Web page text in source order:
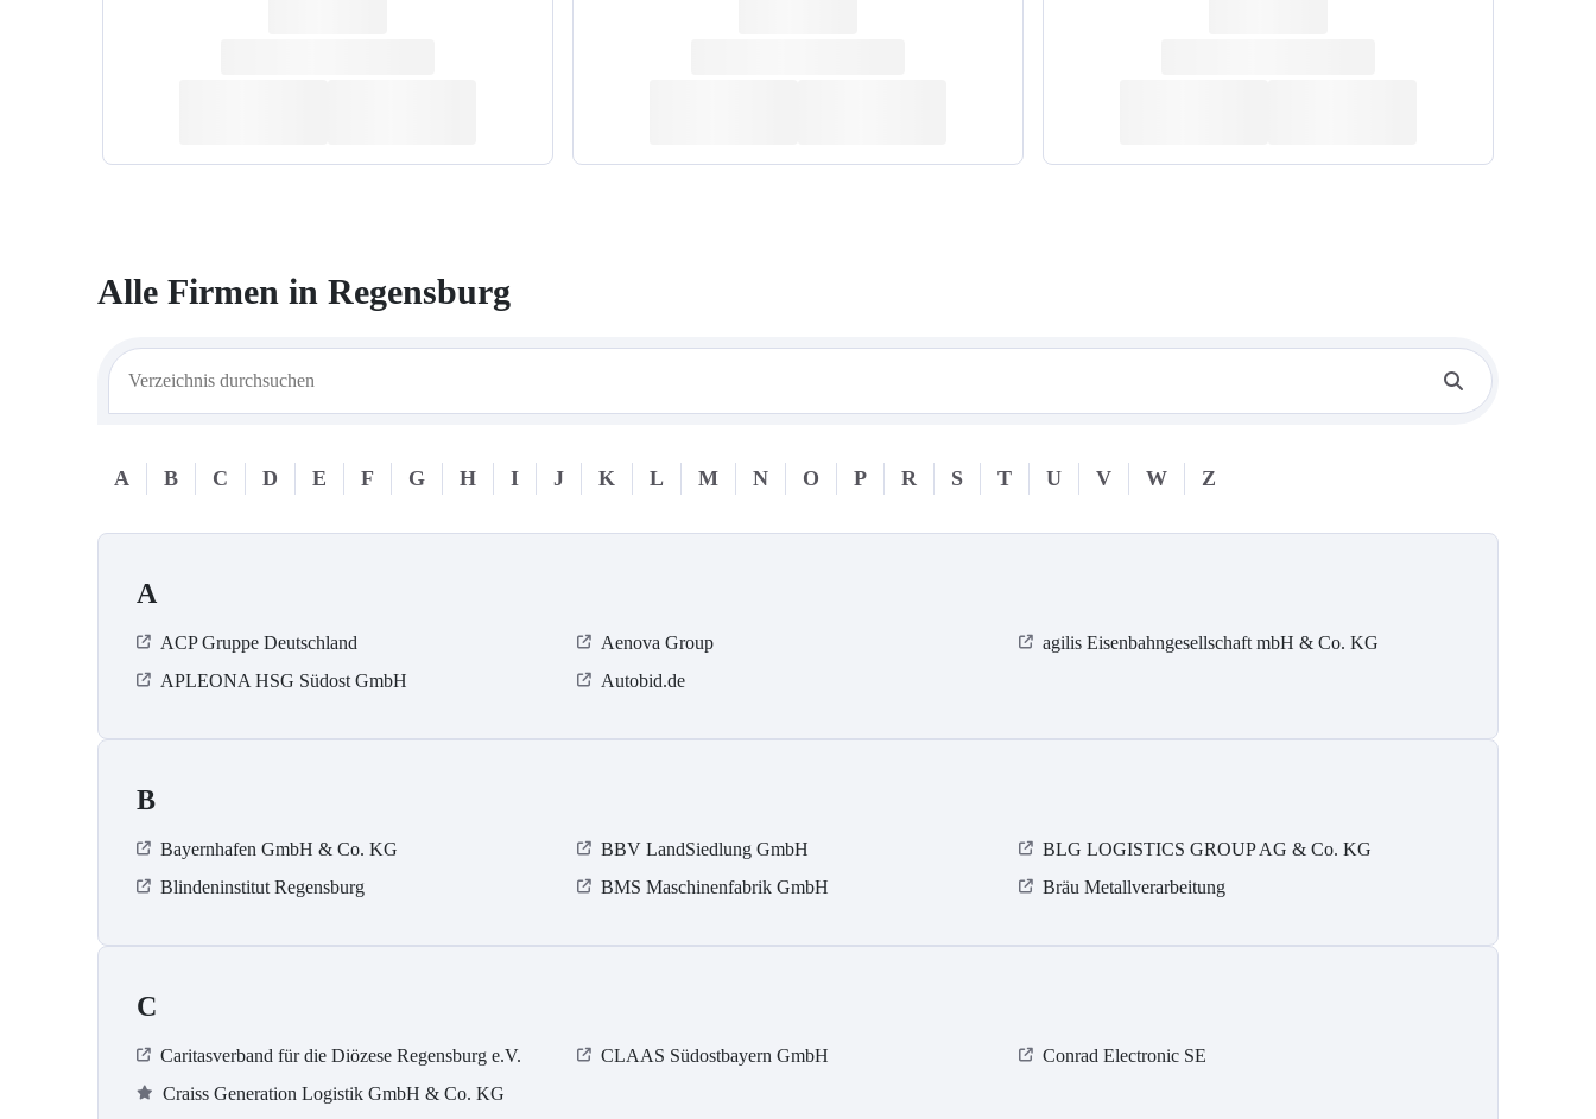
Alle Firmen in Regensburg
A B C D E F G H I J K L M N O P R S T U V W Z
A
ACP Gruppe Deutschland Aenova Group
agilis Eisenbahngesellschaft mbH & Co. KG
APLEONA HSG Südost GmbH
Autobid.de
B
Bayernhafen GmbH & Co. KG BBV LandSiedlung GmbH
BLG LOGISTICS GROUP AG & Co. KG
Blindeninstitut Regensburg
BMS Maschinenfabrik GmbH Bräu Metallverarbeitung
C
Caritasverband für die Diözese Regensburg e.V. CLAAS Südostbayern GmbH
Conrad Electronic SE
Craiss Generation Logistik GmbH & Co. KG